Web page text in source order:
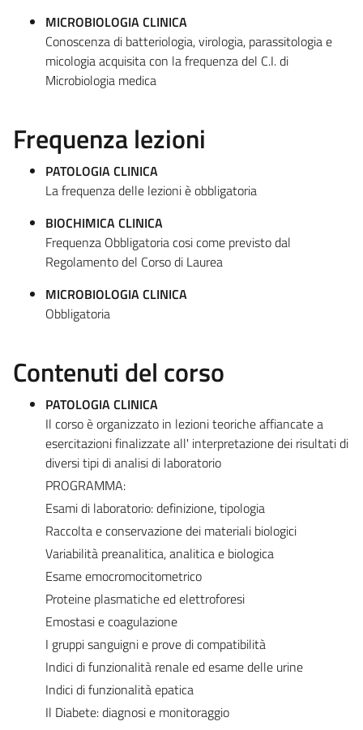
MICROBIOLOGIA CLINICA
Conoscenza di batteriologia, virologia, parassitologia e
micologia acquisita con la frequenza del C.I. di
Microbiologia medica
Frequenza lezioni
PATOLOGIA CLINICA
La frequenza delle lezioni è obbligatoria
BIOCHIMICA CLINICA
Frequenza Obbligatoria cosi come previsto dal
Regolamento del Corso di Laurea
MICROBIOLOGIA CLINICA
Obbligatoria
Contenuti del corso
PATOLOGIA CLINICA
Il corso è organizzato in lezioni teoriche affiancate a
esercitazioni finalizzate all' interpretazione dei risultati di
diversi tipi di analisi di laboratorio
PROGRAMMA:
Esami di laboratorio: definizione, tipologia
Raccolta e conservazione dei materiali biologici
Variabilità preanalitica, analitica e biologica
Esame emocromocitometrico
Proteine plasmatiche ed elettroforesi
Emostasi e coagulazione
I gruppi sanguigni e prove di compatibilità
Indici di funzionalità renale ed esame delle urine
Indici di funzionalità epatica
Il Diabete: diagnosi e monitoraggio